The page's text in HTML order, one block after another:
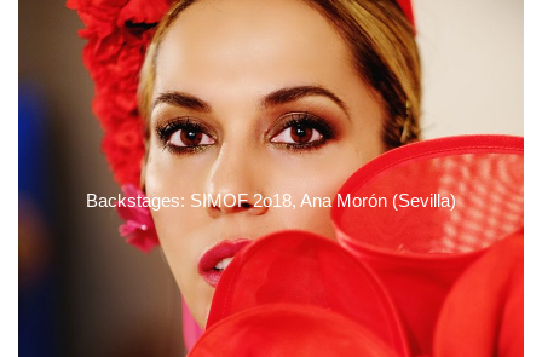
Backstages: SIMOF 2o18, Ana Morón (Sevilla)